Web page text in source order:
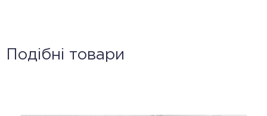
Подібні товари